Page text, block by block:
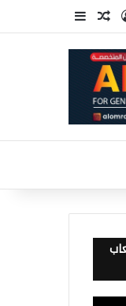
تسجيل الدخول
مقال عشوائي
إضافة عمود